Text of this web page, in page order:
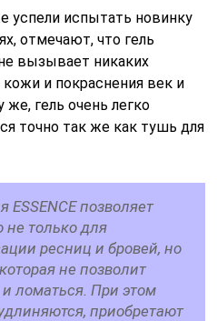
испытать новинку
отмечают, что гель
вызывает никаких
и покраснения век и
гель очень легко
точно так же как тушь для
ESSENCE позволяет
не только для
ресниц и бровей, но
не позволит
и ломаться. При этом
приобретают